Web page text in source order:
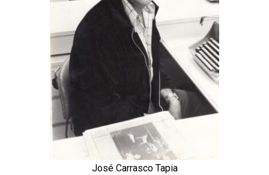
José Carrasco Tapia